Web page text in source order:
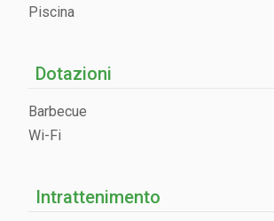
Piscina
Dotazioni
Barbecue
Wi-Fi
Intrattenimento